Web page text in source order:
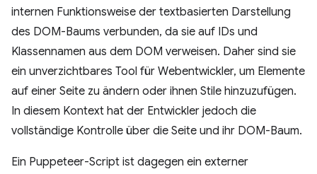
internen Funktionsweise der textbasierten Darstellung
des DOM-Baums verbunden, da sie auf IDs und
Klassennamen aus dem DOM verweisen. Daher sind sie
ein unverzichtbares Tool für Webentwickler, um Elemente
auf einer Seite zu ändern oder ihnen Stile hinzuzufügen.
In diesem Kontext hat der Entwickler jedoch die
vollständige Kontrolle über die Seite und ihr DOM-Baum.
Ein Puppeteer-Script ist dagegen ein externer